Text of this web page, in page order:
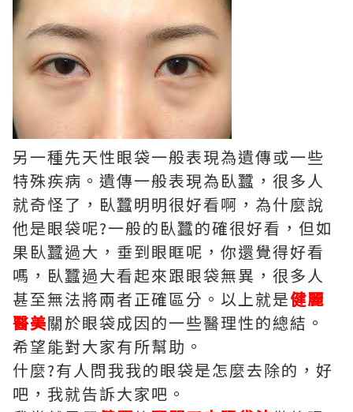
另一種先天性眼袋一般表現為遺傳或一些
特殊疾病。遺傳一般表現為臥蠶，很多人
就奇怪了，臥蠶明明很好看啊，為什麼說
他是眼袋呢?一般的臥蠶的確很好看，但如
果臥蠶過大，垂到眼眶呢，你還覺得好看
嗎，臥蠶過大看起來跟眼袋無異，很多人
甚至無法將兩者正確區分。以上就是健麗
醫美關於眼袋成因的一些醫理性的總結。
希望能對大家有所幫助。
什麼?有人問我我的眼袋是怎麼去除的，好
吧，我就告訴大家吧。